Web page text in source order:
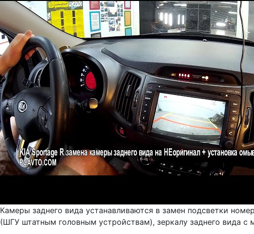
Камеры заднего вида устанавливаются в замен подсветки
(ШГУ штатным головным устройствам), зеркалу заднего вида с